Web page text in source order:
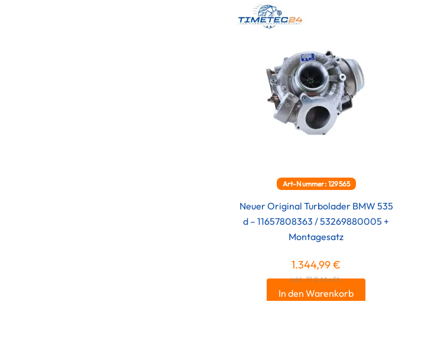
Art-Nummer: 129565
Neuer Original Turbolader BMW 535
d – 11657808363 / 53269880005 +
Montagesatz
1.344,99€
inkl. 19 % MwSt.
In den Warenkorb